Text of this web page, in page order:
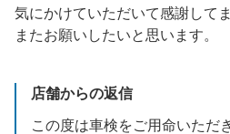
気にかけていただいて感謝してま
またお願いしたいと思います。
店舗からの返信